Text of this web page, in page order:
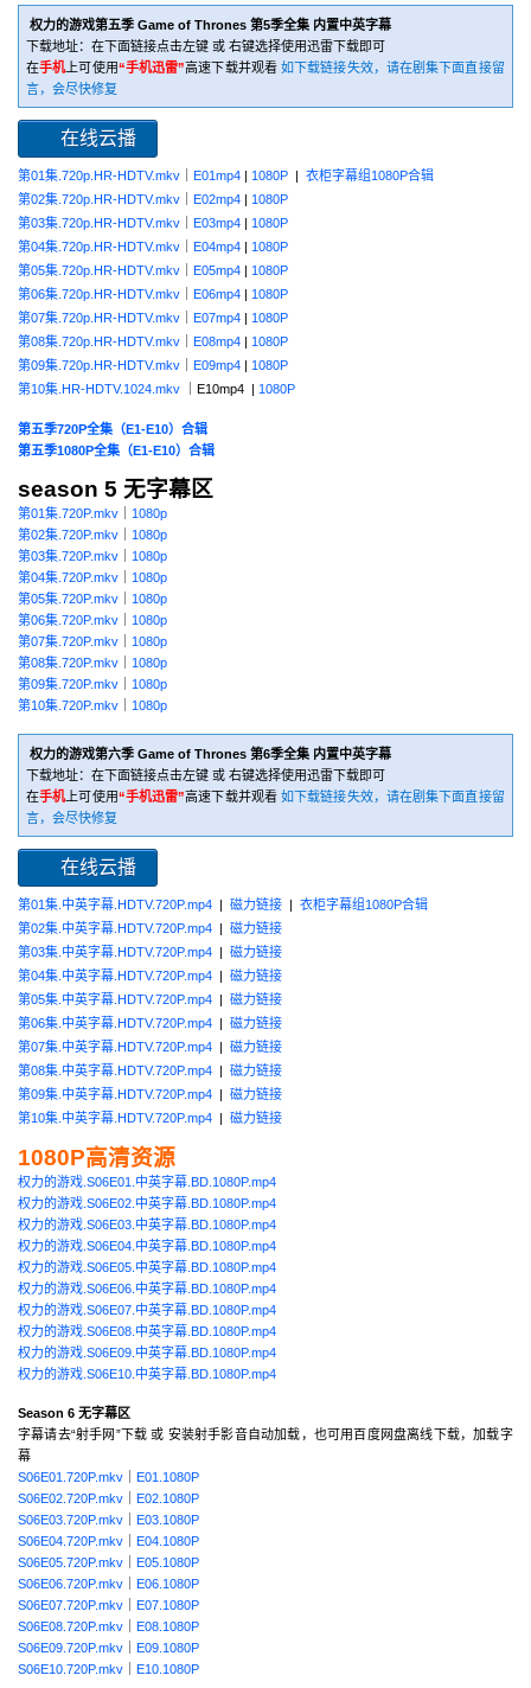
权力的游戏第五季 Game of Thrones 第5季全集 内置中英字幕
下载地址：在下面链接点击左键 或 右键选择使用迅雷下载即可
在手机上可使用“手机迅雷”高速下载并观看如下载链接失效，请在剧集下面直接留
言，会尽快修复
在线云播
第01集.720p.HR-HDTV.mkv E01mp4 | 1080P | 衣柜字幕组1080P合辑
第02集.720p.HR-HDTV.mkv
E02mp4 | 1080P
第03集.720p.HR-HDTV.mkv
E03mp4 | 1080P
第04集.720p.HR-HDTV.mkv
E04mp4 | 1080P
第05集.720p.HR-HDTV.mkv
E05mp4 | 1080P
第06集.720p.HR-HDTV.mkv
E06mp4 | 1080P
第07集.720p.HR-HDTV.mkv
E07mp4 | 1080P
第08集.720p.HR-HDTV.mkv
E08mp4 | 1080P
第09集.720p.HR-HDTV.mkv
E09mp4 | 1080P
第10集.HR-HDTV.1024.mkv ｜E10mp4 | 1080P
第五季720P全集（E1-E10）合辑
第五季1080P全集（E1-E10）合辑
season 5 无字幕区
第01集.720P.mkv
1080p
第02集.720P.mkv
1080p
第03集.720P.mkv
1080p
第04集.720P.mkv
1080p
第05集.720P.mkv
1080p
第06集.720P.mkv
1080p
第07集.720P.mkv
1080p
第08集.720P.mkv
1080p
第09集.720P.mkv
1080p
第10集.720P.mkv
1080p
权力的游戏第六季 Game of Thrones 第6季全集 内置中英字幕
下载地址：在下面链接点击左键 或 右键选择使用迅雷下载即可
在手机上可使用“手机迅雷”高速下载并观看如下载链接失效，请在剧集下面直接留
言，会尽快修复
在线云播
第01集.中英字幕.HDTV.720P.mp4 | 磁力链接 | 衣柜字幕组1080P合辑
第02集.中英字幕.HDTV.720P.mp4 | 磁力链接
第03集.中英字幕.HDTV.720P.mp4 | 磁力链接
第04集.中英字幕.HDTV.720P.mp4 | 磁力链接
第05集.中英字幕.HDTV.720P.mp4 | 磁力链接
第06集.中英字幕.HDTV.720P.mp4 | 磁力链接
第07集.中英字幕.HDTV.720P.mp4 | 磁力链接
第08集.中英字幕.HDTV.720P.mp4 | 磁力链接
第09集.中英字幕.HDTV.720P.mp4 | 磁力链接
第10集.中英字幕.HDTV.720P.mp4 | 磁力链接
1080P高清资源
权力的游戏.S06E01.中英字幕.BD.1080P.mp4
权力的游戏.S06E02.中英字幕.BD.1080P.mp4
权力的游戏.S06E03.中英字幕.BD.1080P.mp4
权力的游戏.S06E04.中英字幕.BD.1080P.mp4
权力的游戏.S06E05.中英字幕.BD.1080P.mp4
权力的游戏.S06E06.中英字幕.BD.1080P.mp4
权力的游戏.S06E07.中英字幕.BD.1080P.mp4
权力的游戏.S06E08.中英字幕.BD.1080P.mp4
权力的游戏.S06E09.中英字幕.BD.1080P.mp4
权力的游戏.S06E10.中英字幕.BD.1080P.mp4
Season 6 无字幕区
字幕请去“射手网”下载 或 安装射手影音自动加载，也可用百度网盘离线下载，加载字
幕
S06E01.720P.mkv
E01.1080P
S06E02.720P.mkv
E02.1080P
S06E03.720P.mkv
E03.1080P
S06E04.720P.mkv
E04.1080P
S06E05.720P.mkv
E05.1080P
S06E06.720P.mkv
E06.1080P
S06E07.720P.mkv
E07.1080P
S06E08.720P.mkv
E08.1080P
S06E09.720P.mkv
E09.1080P
S06E10.720P.mkv
E10.1080P